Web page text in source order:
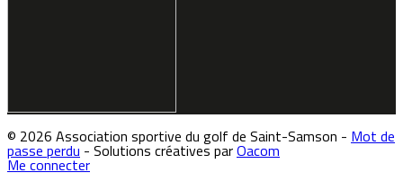
© 2026 Association sportive du golf de Saint-Samson - Mot de
passe perdu - Solutions créatives parOacom
Me connecter